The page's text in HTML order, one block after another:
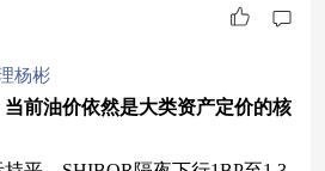
杨彬
前油价依然是大类资产定价的核